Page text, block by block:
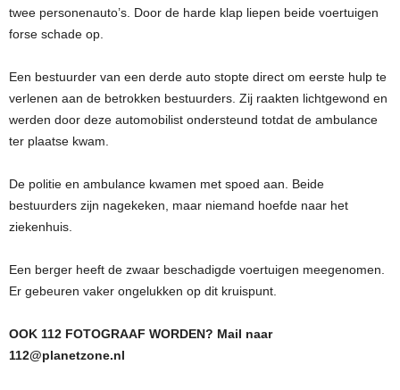
twee personenauto’s. Door de harde klap liepen beide voertuigen
forse schade op.
Een bestuurder van een derde auto stopte direct om eerste hulp te
verlenen aan de betrokken bestuurders. Zij raakten lichtgewond en
werden door deze automobilist ondersteund totdat de ambulance
ter plaatse kwam.
De politie en ambulance kwamen met spoed aan. Beide
bestuurders zijn nagekeken, maar niemand hoefde naar het
ziekenhuis.
Een berger heeft de zwaar beschadigde voertuigen meegenomen.
Er gebeuren vaker ongelukken op dit kruispunt.
OOK 112 FOTOGRAAF WORDEN? Mail naar
112@planetzone.nl